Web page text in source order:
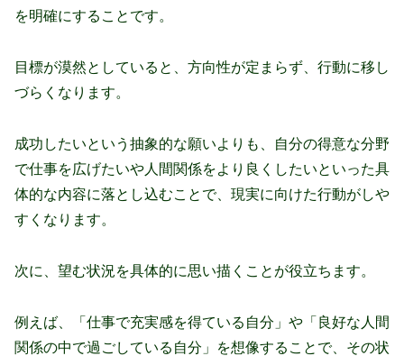
を明確にすることです。
目標が漠然としていると、方向性が定まらず、行動に移し
づらくなります。
成功したいという抽象的な願いよりも、自分の得意な分野
で仕事を広げたいや人間関係をより良くしたいといった具
体的な内容に落とし込むことで、現実に向けた行動がしや
すくなります。
次に、望む状況を具体的に思い描くことが役立ちます。
例えば、「仕事で充実感を得ている自分」や「良好な人間
関係の中で過ごしている自分」を想像することで、その状